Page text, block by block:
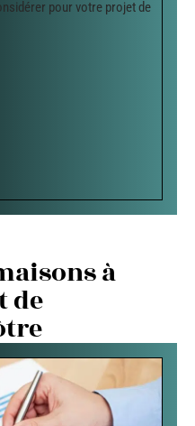
à
de